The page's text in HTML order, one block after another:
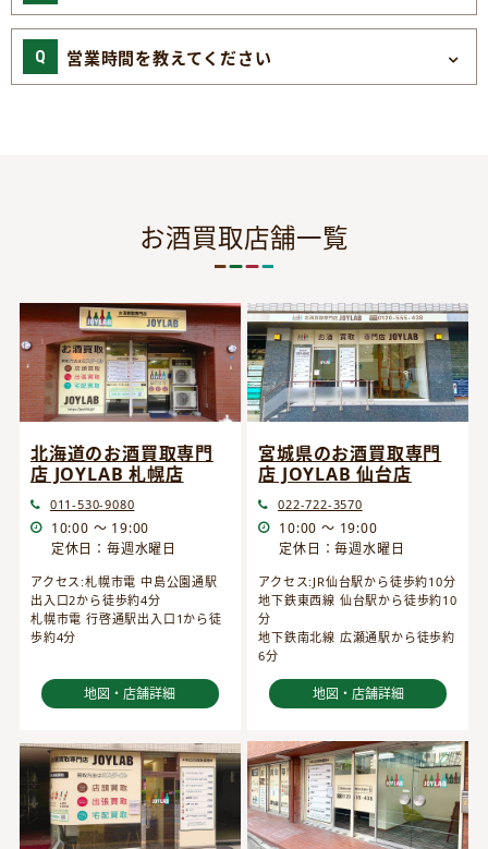
営業時間を教えてください
お酒買取店舗一覧
北海道のお酒買取専門
店 JOYLAB 札幌店
011-530-9080
10:00 ～ 19:00
定休日：毎週水曜日
アクセス:札幌市電 中島公園通駅
出入口2から徒歩約4分
札幌市電 行啓通駅出入口1から徒
歩約4分
地図・店舗詳細
宮城県のお酒買取専門
店 JOYLAB 仙台店
022-722-3570
10:00 ～ 19:00
定休日：毎週水曜日
アクセス:JR仙台駅から徒歩約10分
地下鉄東西線 仙台駅から徒歩約10
分
地下鉄南北線 広瀬通駅から徒歩約
6分
地図・店舗詳細